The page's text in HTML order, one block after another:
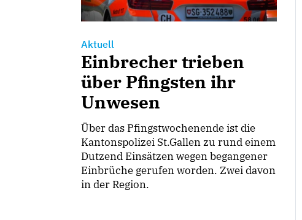
Aktuell
Einbrecher trieben
über Pfingsten ihr
Unwesen
Über das Pfingstwochenende ist die
Kantonspolizei St.Gallen zu rund einem
Dutzend Einsätzen wegen begangener
Einbrüche gerufen worden. Zwei davon
in der Region.